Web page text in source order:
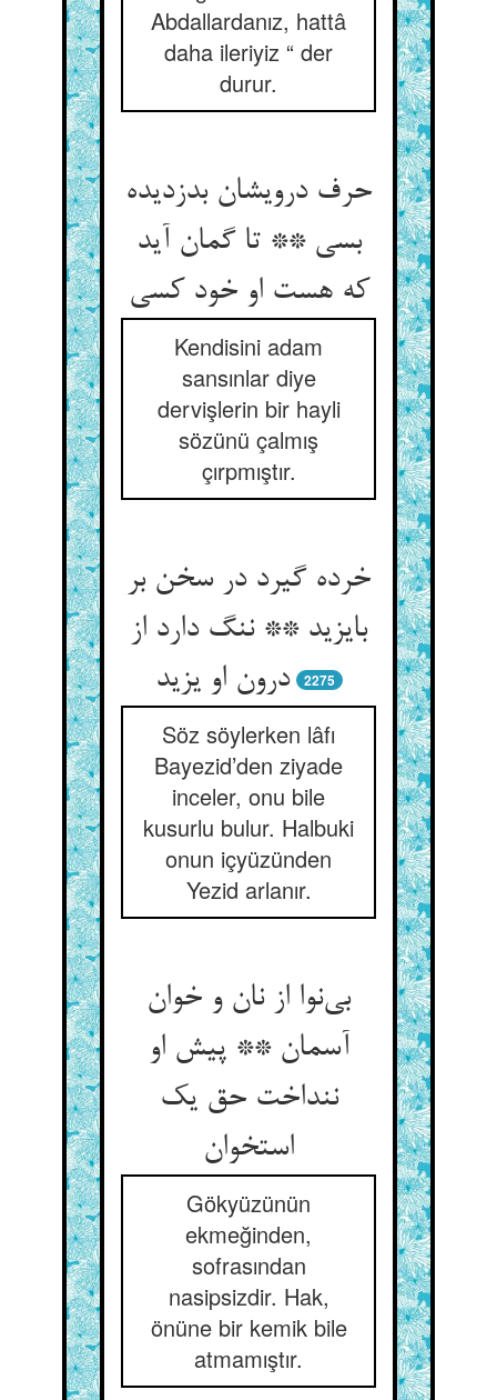
Abdallardanız, hattâ
daha ileriyiz “ der
durur.
حرف درویشان بدزدیده
بسی ** تا گمان آید
که هست او خود کسی‌‌
Kendisini adam
sansınlar diye
dervişlerin bir hayli
sözünü çalmış
çırpmıştır.
خرده گیرد در سخن بر
بایزید ** ننگ دارد از
درون او یزید
2275
Söz söylerken lâfı
Bayezid’den ziyade
inceler, onu bile
kusurlu bulur. Halbuki
onun içyüzünden
Yezid arlanır.
بی‌‌نوا از نان و خوان
آسمان ** پیش او
ننداخت حق یک
Gökyüzünün
ekmeğinden,
sofrasından
nasipsizdir. Hak,
önüne bir kemik bile
atmamıştır.